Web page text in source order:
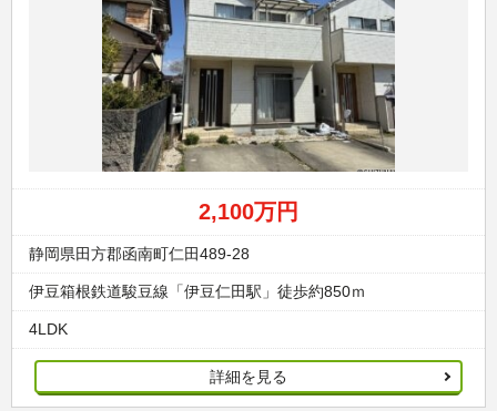
2,100万円
静岡県田方郡函南町仁田489-28
伊豆箱根鉄道駿豆線「伊豆仁田駅」徒歩約850ｍ
4LDK
詳細を見る